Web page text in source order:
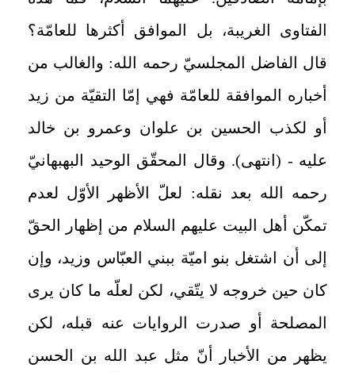
الفتاوى الغريبة، بل الموافق أكثرها للعامّة؟
قال الفاضل المجلسيّ رحمه الله: والغالب من
أخباره الموافقة للعامّة فهي إمّا التقيّة من زيد
أو لكذب الحسين بن علوان وعمرو بن خالد
عليه - (انتهى). وقال المحقّق الوحيد البهبهانيّ
رحمه الله بعد نقله: لعلّ الأظهر الأوّل لعدم
تمكّن أهل البيت عليهم السلام من إظهار الحقّ
إلى أن اشتغل بنو اميّة ببني العبّاس وزيد، وإن
كان حين خروجه لا يتّقي، لكن لعلّه ما كان يرى
المصلحة أو صدرت الروايات عنه قبله، لكن
يظهر من الأخبار أنّ مثل عبد الله بن الحسن